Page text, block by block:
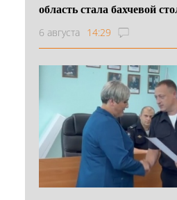
область стала бахчевой
6 августа 14:29